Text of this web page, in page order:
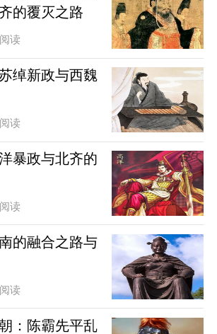
的覆灭之路
读
绰新政与西魏
读
暴政与北齐的
读
的融合之路与
读
：陈霸先平乱